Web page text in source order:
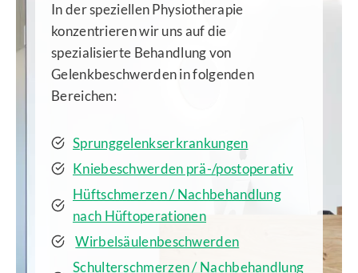
In der speziellen Physiotherapie
konzentrieren wir uns auf die
spezialisierte Behandlung von
Gelenkbeschwerden in folgenden
Bereichen:
Sprunggelenkserkrankungen
Kniebeschwerden prä-/postoperativ
Hüftschmerzen / Nachbehandlung
nach Hüftoperationen
Wirbelsäulenbeschwerden
Schulterschmerzen / Nachbehandlung